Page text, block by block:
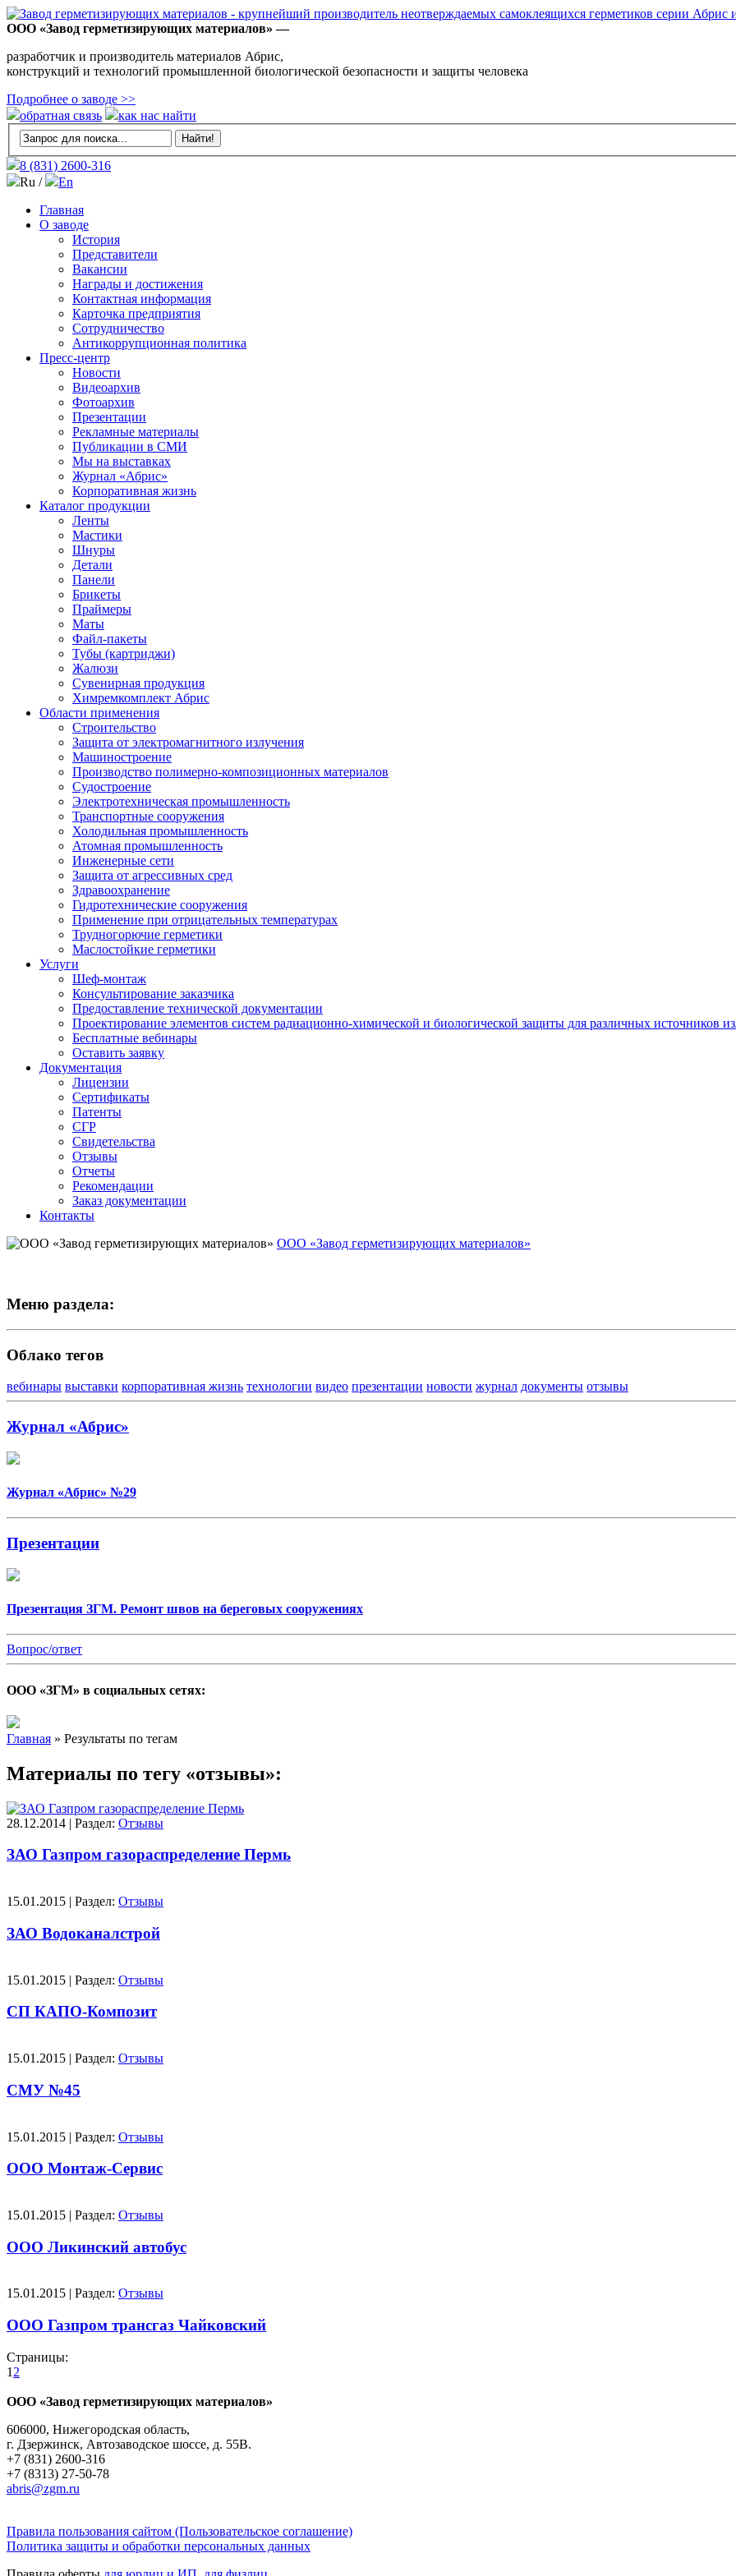
ООО «Завод герметизирующих материалов» —
разработчик и производитель материалов Абрис,
конструкций и технологий промышленной биологической безопасности и защиты человека
Подробнее о заводе >>
обратная связь
как нас найти
8 (831) 2600-316
Ru /
En
Главная
О заводе
История
Представители
Вакансии
Награды и достижения
Контактная информация
Карточка предприятия
Сотрудничество
Антикоррупционная политика
Пресс-центр
Новости
Видеоархив
Фотоархив
Презентации
Рекламные материалы
Публикации в СМИ
Мы на выставках
Журнал «Абрис»
Корпоративная жизнь
Каталог продукции
Ленты
Мастики
Шнуры
Детали
Панели
Брикеты
Праймеры
Маты
Файл-пакеты
Тубы (картриджи)
Жалюзи
Сувенирная продукция
Химремкомплект Абрис
Области применения
Строительство
Защита от электромагнитного излучения
Машиностроение
Производство полимерно-композиционных материалов
Судостроение
Электротехническая промышленность
Транспортные сооружения
Холодильная промышленность
Атомная промышленность
Инженерные сети
Защита от агрессивных сред
Здравоохранение
Гидротехнические сооружения
Применение при отрицательных температурах
Трудногорючие герметики
Маслостойкие герметики
Услуги
Шеф-монтаж
Консультирование заказчика
Предоставление технической документации
Проектирование элементов систем радиационно-химической и биологической защиты для различных источников
Бесплатные вебинары
Оставить заявку
Документация
Лицензии
Сертификаты
Патенты
СГР
Свидетельства
Отзывы
Отчеты
Рекомендации
Заказ документации
Контакты
ООО «Завод герметизирующих материалов»
Меню раздела:
Облако тегов
вебинары выставки корпоративная жизнь технологии видео презентации новости журнал документы отзывы
Журнал «Абрис»
Журнал «Абрис» №29
Презентации
Презентация ЗГМ. Ремонт швов на береговых сооружениях
Вопрос/ответ
ООО «ЗГМ» в социальных сетях:
Главная » Результаты по тегам
Материалы по тегу «отзывы»:
28.12.2014 | Раздел: Отзывы
ЗАО Газпром газораспределение Пермь
15.01.2015 | Раздел: Отзывы
ЗАО Водоканалстрой
15.01.2015 | Раздел: Отзывы
СП КАПО-Композит
15.01.2015 | Раздел: Отзывы
СМУ №45
15.01.2015 | Раздел: Отзывы
ООО Монтаж-Сервис
15.01.2015 | Раздел: Отзывы
ООО Ликинский автобус
15.01.2015 | Раздел: Отзывы
ООО Газпром трансгаз Чайковский
Страницы:
1 2
ООО «Завод герметизирующих материалов»
606000, Нижегородская область,
г. Дзержинск, Автозаводское шоссе, д. 55В.
+7 (831) 2600-316
+7 (8313) 27-50-78
abris@zgm.ru
Правила пользования сайтом (Пользовательское соглашение)
Политика защиты и обработки персональных данных